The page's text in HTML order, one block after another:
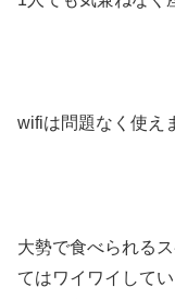
wifiは問題なく使え
大勢で食べられる
てはワイワイして